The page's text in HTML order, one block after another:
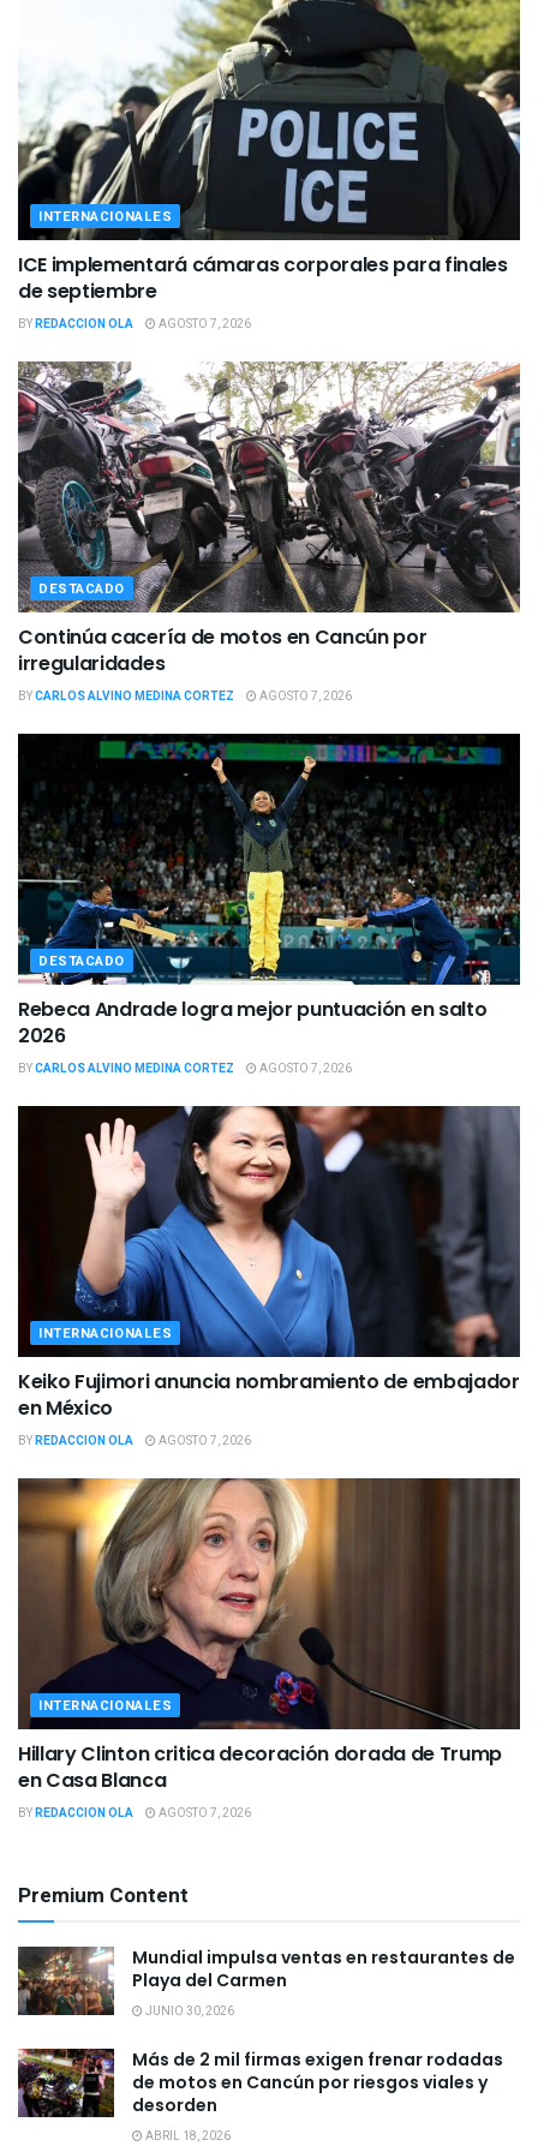
INTERNACIONALES
ICE implementará cámaras corporales para finales
de septiembre
BYREDACCION OLA AGOSTO 7, 2026
DESTACADO
Continúa cacería de motos en Cancún por
irregularidades
BYCARLOS ALVINO MEDINA CORTEZ AGOSTO 7, 2026
DESTACADO
Rebeca Andrade logra mejor puntuación en salto
2026
BYCARLOS ALVINO MEDINA CORTEZ AGOSTO 7, 2026
INTERNACIONALES
Keiko Fujimori anuncia nombramiento de embajador
en México
BYREDACCION OLA AGOSTO 7, 2026
INTERNACIONALES
Hillary Clinton critica decoración dorada de Trump
en Casa Blanca
BYREDACCION OLA AGOSTO 7, 2026
Premium Content
Mundial impulsa ventas en restaurantes de
Playa del Carmen
JUNIO 30, 2026
Más de 2 mil firmas exigen frenar rodadas
de motos en Cancún por riesgos viales y
desorden
ABRIL 18, 2026